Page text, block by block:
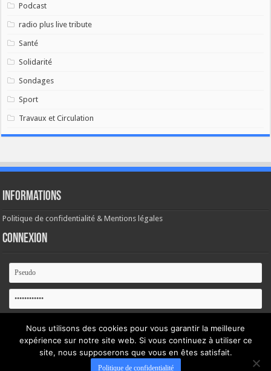
Podcast
radio plus live tribute
Santé
Solidarité
Sondages
Sport
Travaux et Circulation
Informations
Politique de confidentialité & Mentions légales
Connexion
Se souvenir de moi
Mot de passe oublié ?
Nous utilisons des cookies pour vous garantir la meilleure
expérience sur notre site web. Si vous continuez à utiliser ce
site, nous supposerons que vous en êtes satisfait.
Politique de confidentialité